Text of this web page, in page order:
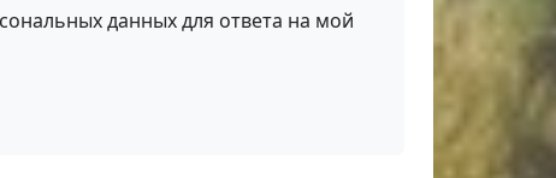
данных для ответа на мой